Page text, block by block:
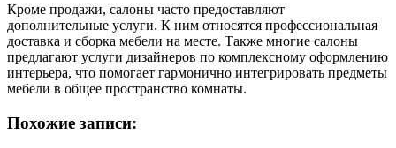
Кроме продажи, салоны часто предоставляют
дополнительные услуги. К ним относятся профессиональная
доставка и сборка мебели на месте. Также многие салоны
предлагают услуги дизайнеров по комплексному оформлению
интерьера, что помогает гармонично интегрировать предметы
мебели в общее пространство комнаты.
Похожие записи: